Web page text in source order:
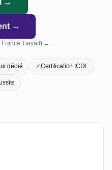
→
France Travail) →
dédié ✓Certification ICDL